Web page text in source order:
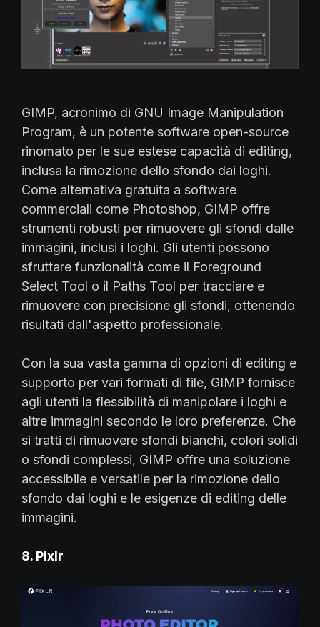
GIMP, acronimo di GNU Image Manipulation
Program, è un potente software open-source
rinomato per le sue estese capacità di editing,
inclusa la rimozione dello sfondo dai loghi.
Come alternativa gratuita a software
commerciali come Photoshop, GIMP offre
strumenti robusti per rimuovere gli sfondi dalle
immagini, inclusi i loghi. Gli utenti possono
sfruttare funzionalità come il Foreground
Select Tool o il Paths Tool per tracciare e
rimuovere con precisione gli sfondi, ottenendo
risultati dall'aspetto professionale.
Con la sua vasta gamma di opzioni di editing e
supporto per vari formati di file, GIMP fornisce
agli utenti la flessibilità di manipolare i loghi e
altre immagini secondo le loro preferenze. Che
si tratti di rimuovere sfondi bianchi, colori solidi
o sfondi complessi, GIMP offre una soluzione
accessibile e versatile per la rimozione dello
sfondo dai loghi e le esigenze di editing delle
immagini.
8. Pixlr